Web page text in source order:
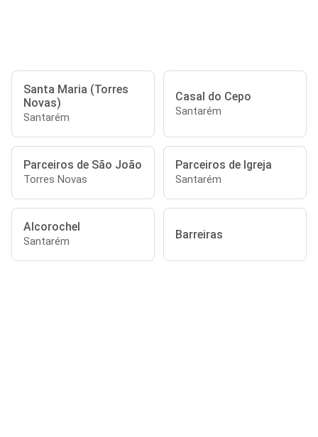
Santa Maria (Torres
Novas)
Santarém
Casal do Cepo
Santarém
Parceiros de São João
Torres Novas
Parceiros de Igreja
Santarém
Alcorochel
Santarém Barreiras